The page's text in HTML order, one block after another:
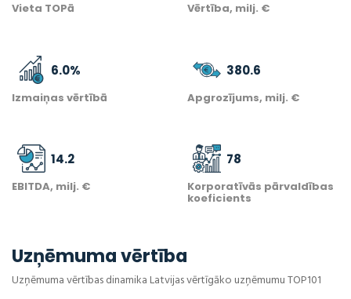
Vieta TOPā Vērtība, milj. €
6.0%
Izmaiņas vērtībā
380.6
Apgrozījums, milj. €
14.2
EBITDA, milj. €
78
Korporatīvās pārvaldības
koeficients
Uzņēmuma vērtība
Uzņēmuma vērtības dinamika Latvijas vērtīgāko uzņēmumu TOP101